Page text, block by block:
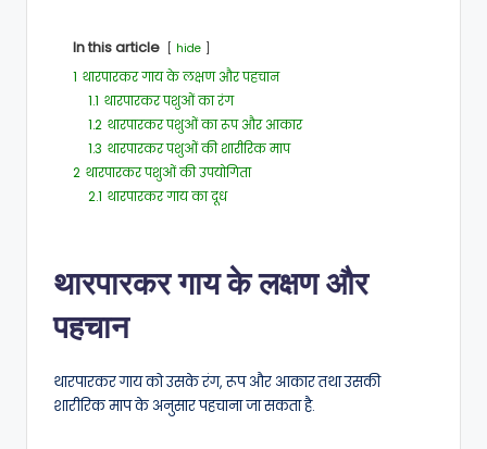
In this article hide
1 थारपारकर गाय के लक्षण और पहचान
1.1 थारपारकर पशुओं का रंग
1.2 थारपारकर पशुओं का रूप और आकार
1.3 थारपारकर पशुओं की शारीरिक माप
2 थारपारकर पशुओं की उपयोगिता
2.1 थारपारकर गाय का दूध
थारपारकर गाय के लक्षण और
पहचान
थारपारकर गाय को उसके रंग, रूप और आकार तथा उसकी
शारीरिक माप के अनुसार पहचाना जा सकता है.